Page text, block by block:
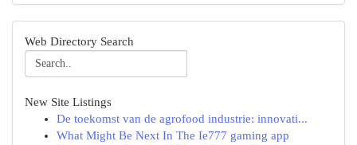
Web Directory Search
New Site Listings
De toekomst van de agrofood industrie: innovati...
What Might Be Next In The Ie777 gaming app